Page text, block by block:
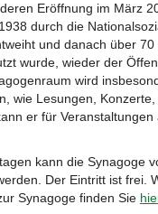
Eröffnung im März
durch die
und danach über 70
wurde, wieder der
wird
wie Lesungen, Konzerte,
er für Veranstaltungen
kann die Synagoge
Der Eintritt ist frei.
Synagoge finden Sie